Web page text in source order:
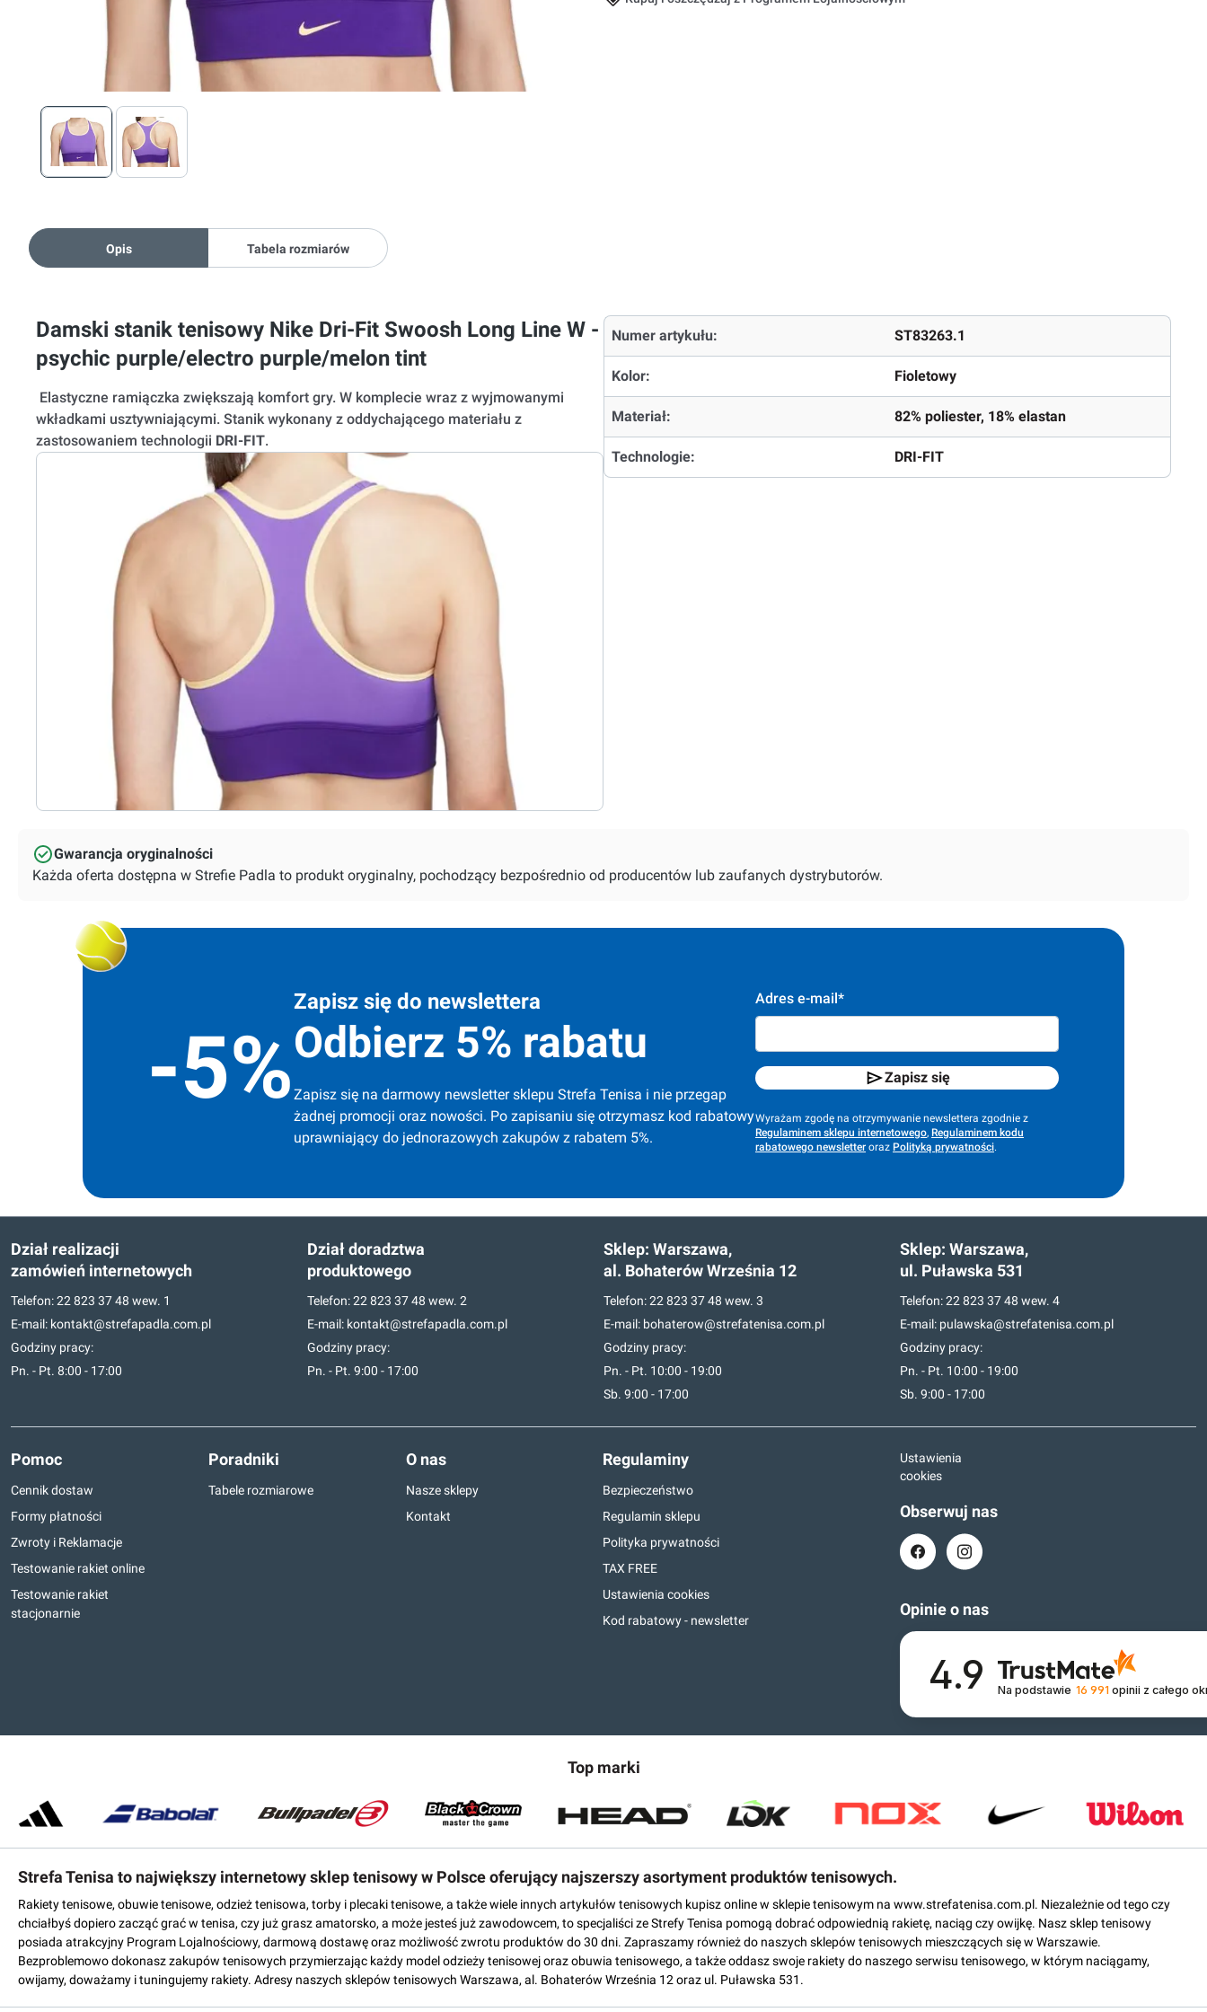
Opis Tabela rozmiarów
Damski stanik tenisowy Nike Dri-Fit Swoosh Long Line W -
psychic purple/electro purple/melon tint
Elastyczne ramiączka zwiększają komfort gry. W komplecie wraz z wyjmowanymi
wkładkami usztywniającymi. Stanik wykonany z oddychającego materiału z
zastosowaniem technologii DRI-FIT.
Numer artykułu: ST83263.1
Kolor: Fioletowy
Materiał: 82% poliester, 18% elastan
Technologie: DRI-FIT
Gwarancja oryginalności
Każda oferta dostępna w Strefie Padla to produkt oryginalny, pochodzący bezpośrednio od producentów lub zaufanych dystrybutorów.
-5%
Zapisz się do newslettera
Odbierz 5% rabatu
Zapisz się na darmowy newsletter sklepu Strefa Tenisa i nie przegap
żadnej promocji oraz nowości. Po zapisaniu się otrzymasz kod rabatowy
uprawniający do jednorazowych zakupów z rabatem 5%.
Adres e-mail*
Zapisz się
Wyrażam zgodę na otrzymywanie newslettera zgodnie z
Regulaminem sklepu internetowego, Regulaminem kodu
rabatowego newsletter oraz Polityką prywatności.
Dział realizacji
zamówień internetowych
Telefon:22 823 37 48 wew. 1
E-mail: kontakt@strefapadla.com.pl
Godziny pracy:
Pn. - Pt. 8:00 - 17:00
Dział doradztwa
produktowego
Telefon:22 823 37 48 wew. 2
E-mail: kontakt@strefapadla.com.pl
Godziny pracy:
Pn. - Pt. 9:00 - 17:00
Sklep: Warszawa,
al. Bohaterów Września 12
Telefon:22 823 37 48 wew. 3
E-mail: bohaterow@strefatenisa.com.pl
Godziny pracy:
Pn. - Pt. 10:00 - 19:00
Sb. 9:00 - 17:00
Sklep: Warszawa,
ul. Puławska 531
Telefon:22 823 37 48 wew. 4
E-mail: pulawska@strefatenisa.com.pl
Godziny pracy:
Pn. - Pt. 10:00 - 19:00
Sb. 9:00 - 17:00
Pomoc
Cennik dostaw
Formy płatności
Zwroty i Reklamacje
Testowanie rakiet online
Testowanie rakiet
stacjonarnie
Poradniki
Tabele rozmiarowe
O nas
Nasze sklepy
Kontakt
Regulaminy
Bezpieczeństwo
Regulamin sklepu
Polityka prywatności
TAX FREE
Ustawienia cookies
Kod rabatowy - newsletter
Ustawienia
cookies
Obserwuj nas
Opinie o nas
4.9 Na podstawie 16 991 opinii z całego
Top marki
Strefa Tenisa to największy internetowy sklep tenisowy w Polsce oferujący najszerszy asortyment produktów tenisowych.
Rakiety tenisowe, obuwie tenisowe, odzież tenisowa, torby i plecaki tenisowe, a także wiele innych artykułów tenisowych kupisz online w sklepie tenisowym na www.strefatenisa.com.pl. Niezależnie od tego czy
chciałbyś dopiero zacząć grać w tenisa, czy już grasz amatorsko, a może jesteś już zawodowcem, to specjaliści ze Strefy Tenisa pomogą dobrać odpowiednią rakietę, naciąg czy owijkę. Nasz sklep tenisowy
posiada atrakcyjny Program Lojalnościowy, darmową dostawę oraz możliwość zwrotu produktów do 30 dni. Zapraszamy również do naszych sklepów tenisowych mieszczących się w Warszawie.
Bezproblemowo dokonasz zakupów tenisowych przymierzając każdy model odzieży tenisowej oraz obuwia tenisowego, a także oddasz swoje rakiety do naszego serwisu tenisowego, w którym naciągamy,
owijamy, doważamy i tuningujemy rakiety. Adresy naszych sklepów tenisowych Warszawa, al. Bohaterów Września 12 oraz ul. Puławska 531.